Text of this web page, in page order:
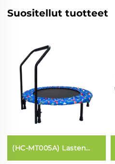
Suositellut tuotteet
(HC-MT005A) Lasten
trampolini kahvarilla